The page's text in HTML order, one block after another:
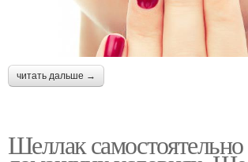
читать дальше →
Шеллак самостоятельно